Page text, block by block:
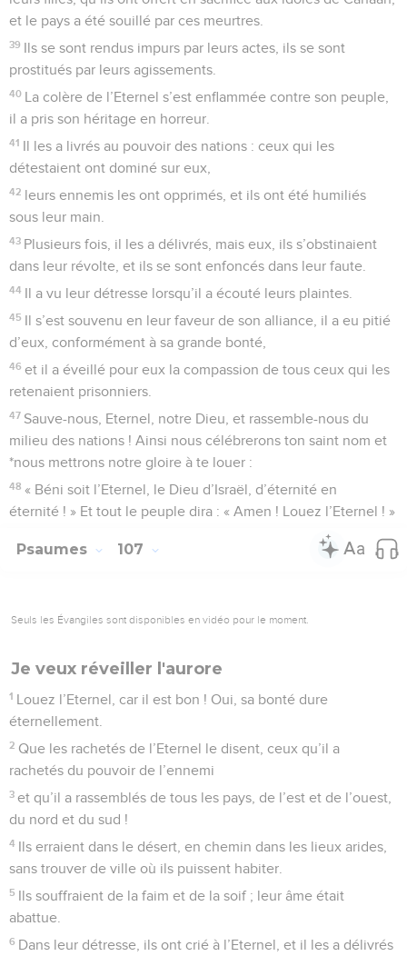
et le pays a été souillé par ces meurtres.
39 Ils se sont rendus impurs par leurs actes, ils se sont
prostitués par leurs agissements.
40 La colère de l’Eternel s’est enflammée contre son peuple,
il a pris son héritage en horreur.
41 Il les a livrés au pouvoir des nations : ceux qui les
détestaient ont dominé sur eux,
42 leurs ennemis les ont opprimés, et ils ont été humiliés
sous leur main.
43 Plusieurs fois, il les a délivrés, mais eux, ils s’obstinaient
dans leur révolte, et ils se sont enfoncés dans leur faute.
44 Il a vu leur détresse lorsqu’il a écouté leurs plaintes.
45 Il s’est souvenu en leur faveur de son alliance, il a eu pitié
d’eux, conformément à sa grande bonté,
46 et il a éveillé pour eux la compassion de tous ceux qui les
retenaient prisonniers.
47 Sauve-nous, Eternel, notre Dieu, et rassemble-nous du
milieu des nations ! Ainsi nous célébrerons ton saint nom et
*nous mettrons notre gloire à te louer :
48 « Béni soit l’Eternel, le Dieu d’Israël, d’éternité en
éternité ! » Et tout le peuple dira : « Amen ! Louez l’Eternel ! »
Psaumes 107
Seuls les Évangiles sont disponibles en vidéo pour le moment.
Je veux réveiller l'aurore
1 Louez l’Eternel, car il est bon ! Oui, sa bonté dure
éternellement.
2 Que les rachetés de l’Eternel le disent, ceux qu’il a
rachetés du pouvoir de l’ennemi
3 et qu’il a rassemblés de tous les pays, de l’est et de l’ouest,
du nord et du sud !
4 Ils erraient dans le désert, en chemin dans les lieux arides,
sans trouver de ville où ils puissent habiter.
5 Ils souffraient de la faim et de la soif ; leur âme était
abattue.
6 Dans leur détresse, ils ont crié à l’Eternel, et il les a délivrés